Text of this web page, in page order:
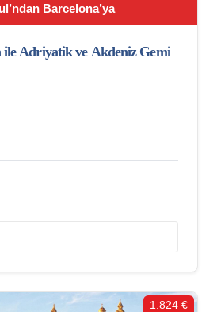
Barcelona’ya
Adriyatik ve Akdeniz Gemi
1.824 €